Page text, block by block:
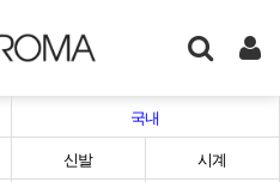
국내
신발 시계